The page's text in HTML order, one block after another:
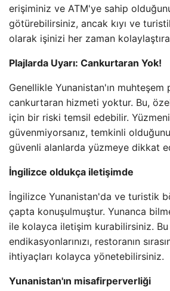
erişiminiz ve ATM'ye sahip
götürebilirsiniz, ancak kıyı ve
olarak işinizi her zaman
Plajlarda Uyarı: Cankurtaran Yok!
Genellikle Yunanistan'ın muhteşem
cankurtaran hizmeti yoktur. Bu,
için bir riski temsil edebilir.
güvenmiyorsanız, temkinli
güvenli alanlarda yüzmeye dikkat
İngilizce oldukça iletişimde
İngilizce Yunanistan'da ve turistik
çapta konuşulmuştur. Yunanca
ile kolayca iletişim kurabilirsiniz.
endikasyonlarınızı, restoranın
ihtiyaçları kolayca yönetebilirsiniz.
Yunanistan'ın misafirperverliği